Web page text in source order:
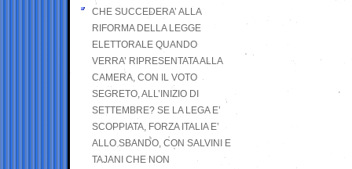
CHE SUCCEDERA’ ALLA
RIFORMA DELLA LEGGE
ELETTORALE QUANDO
VERRA’ RIPRESENTATA ALLA
CAMERA, CON IL VOTO
SEGRETO, ALL’INIZIO DI
SETTEMBRE? SE LA LEGA E’
SCOPPIATA, FORZA ITALIA E’
ALLO SBANDO, CON SALVINI E
TAJANI CHE NON